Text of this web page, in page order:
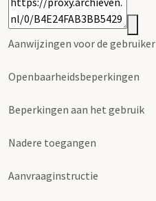
Aanwijzingen voor de gebruiker
Openbaarheidsbeperkingen
Beperkingen aan het gebruik
Nadere toegangen
Aanvraaginstructie